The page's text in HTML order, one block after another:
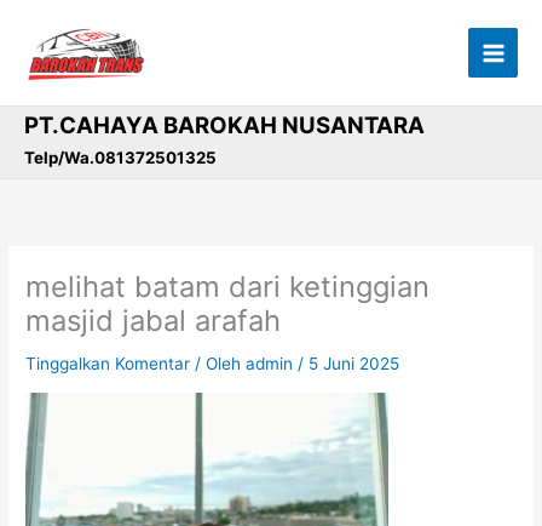
konten
PT.CAHAYA BAROKAH NUSANTARA
Telp/Wa.081372501325
melihat batam dari ketinggian
masjid jabal arafah
Tinggalkan Komentar / Olehadmin / 5 Juni 2025